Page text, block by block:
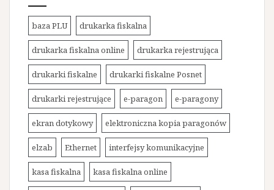
baza PLU drukarka fiskalna
drukarka fiskalna online drukarka rejestrująca
drukarki fiskalne drukarki fiskalne Posnet
drukarki rejestrujące e-paragon e-paragony
ekran dotykowy elektroniczna kopia paragonów
elzab Ethernet interfejsy komunikacyjne
kasa fiskalna kasa fiskalna online